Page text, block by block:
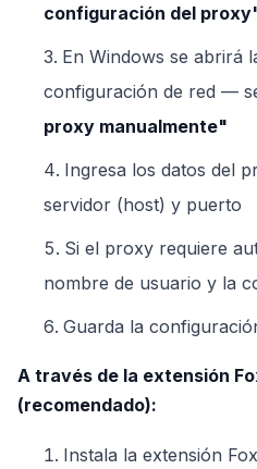
configuración del
En Windows se abrirá
configuración de red —
proxy manualmente"
Ingresa los datos del
servidor (host) y puerto
Si el proxy requiere
nombre de usuario y la
Guarda la
A través de la extensión
(recomendado):
Instala la extensión